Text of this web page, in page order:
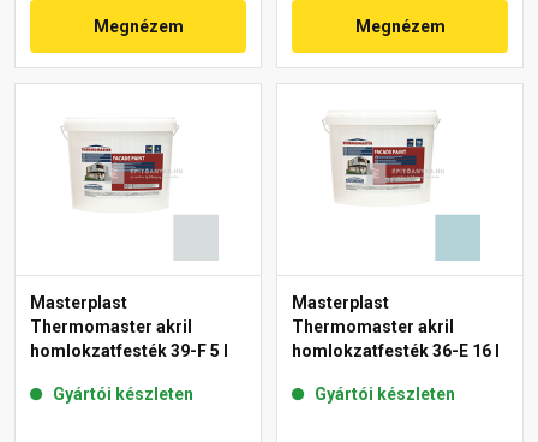
Megnézem Megnézem
Masterplast
Thermomaster akril
homlokzatfesték 39-F 5 l
Gyártói készleten
Masterplast
Thermomaster akril
homlokzatfesték 36-E 16 l
Gyártói készleten